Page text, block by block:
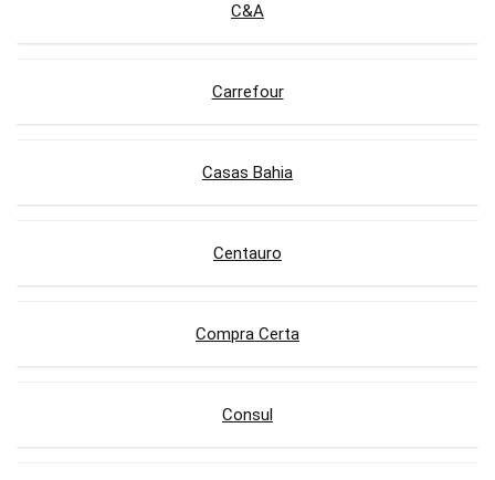
C&A
Carrefour
Casas Bahia
Centauro
Compra Certa
Consul